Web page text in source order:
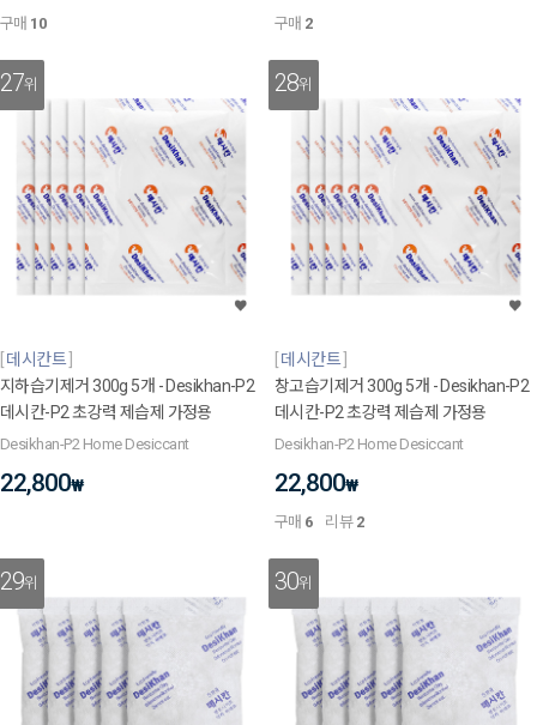
구매 10 구매 2
27위
데시칸트
지하습기제거 300g 5개 - Desikhan-P2
데시칸-P2 초강력 제습제 가정용
Desikhan-P2 Home Desiccant
22,800₩
28위
데시칸트
창고습기제거 300g 5개 - Desikhan-P2
데시칸-P2 초강력 제습제 가정용
Desikhan-P2 Home Desiccant
22,800₩
구매 6 리뷰 2
29위 30위